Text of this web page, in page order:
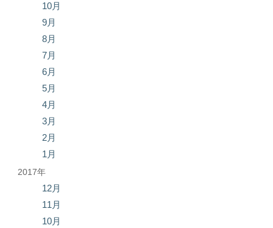
10月
9月
8月
7月
6月
5月
4月
3月
2月
1月
2017年
12月
11月
10月